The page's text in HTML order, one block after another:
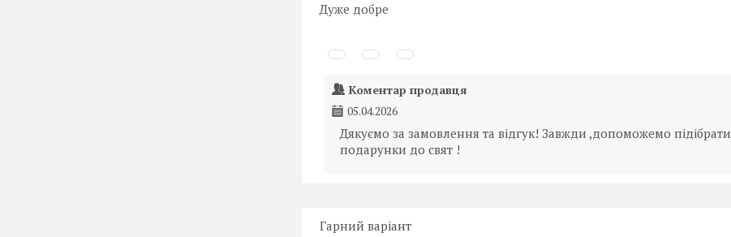
Дуже добре
Коментар продавця
05.04.2026
Дякуємо за замовлення та відгук! Завжди ,допоможемо підібрати
подарунки до свят !
Гарний варіант